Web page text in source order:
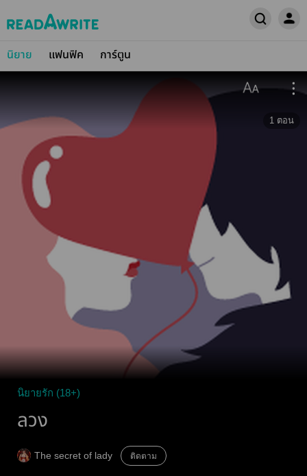
นิยาย แฟนฟิค การ์ตูน
1 ตอน
นิยายรัก (18+)
ลวง
The secret of lady ติดตาม